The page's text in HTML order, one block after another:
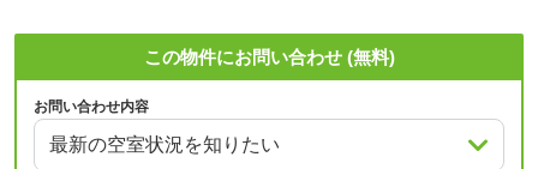
この物件にお問い合わせ (無料)
お問い合わせ内容